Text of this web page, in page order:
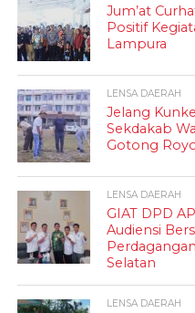
Jum’at
Positif
Lampura
LENSA DAERAH
Jelang
Sekdakab
Gotong
LENSA DAERAH
GIAT DPD
Audiensi
Selatan
LENSA DAERAH